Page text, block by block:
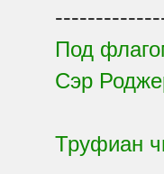
Под
Сэр
Труфиан